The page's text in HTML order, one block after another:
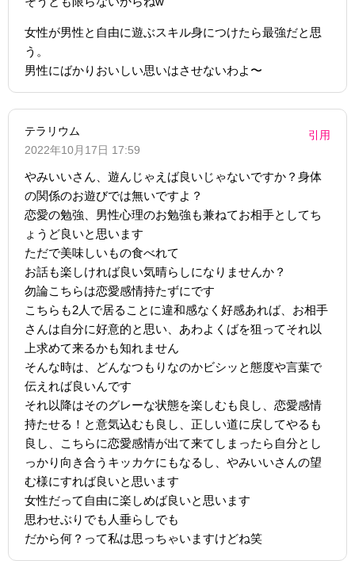
女性が男性と自由に遊ぶスキル身につけたら最強だと思
う。
男性にばかりおいしい思いはさせないわよ〜
テラリウム
2022年10月17日 17:59
引用
やみいいさん、遊んじゃえば良いじゃないですか？身体
の関係のお遊びでは無いですよ？
恋愛の勉強、男性心理のお勉強も兼ねてお相手としてち
ょうど良いと思います
ただで美味しいもの食べれて
お話も楽しければ良い気晴らしになりませんか？
勿論こちらは恋愛感情持たずにです
こちらも2人で居ることに違和感なく好感あれば、お相手
さんは自分に好意的と思い、あわよくばを狙ってそれ以
上求めて来るかも知れません
そんな時は、どんなつもりなのかビシッと態度や言葉で
伝えれば良いんです
それ以降はそのグレーな状態を楽しむも良し、恋愛感情
持たせる！と意気込むも良し、正しい道に戻してやるも
良し、こちらに恋愛感情が出て来てしまったら自分とし
っかり向き合うキッカケにもなるし、やみいいさんの望
む様にすれば良いと思います
女性だって自由に楽しめば良いと思います
思わせぶりでも人垂らしでも
だから何？って私は思っちゃいますけどね笑